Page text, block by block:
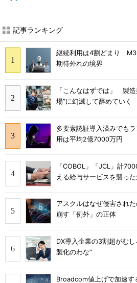
記事ランキング
継続利用は4割どまり
期待外れの境界
「こんなはずでは」 製
場”に幻滅して辞めていく
多要素認証導入済みでも
用は平均2億7000万円
「COBOL」「JCL」計
える給与サービスを襲っ
アスクルはなぜ侵害され
崩す「例外」の正体
DX導入企業の3割超がむ
製化のわな”
Broadcom値上げで加速